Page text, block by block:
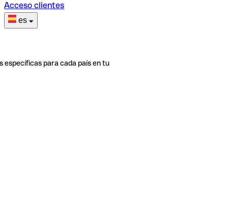
Acceso clientes
es
específicas para cada país en tu